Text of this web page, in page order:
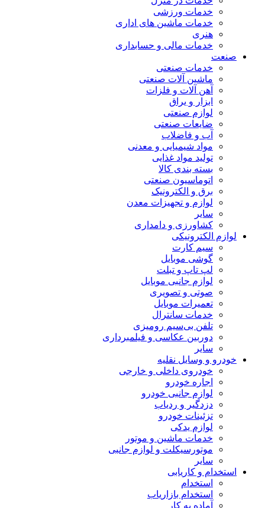
خدمات ورزشی
خدمات ماشین های اداری
هنری
خدمات مالی و حسابداری
صنعت
خدمات صنعتی
ماشین آلات صنعتی
آهن آلات و فلزات
ابزار و یراق
لوازم صنعتی
ضایعات صنعتی
آب و فاضلاب
مواد شیمیایی و معدنی
تولید مواد غذایی
بسته بندی کالا
اتوماسیون صنعتی
برق و الکترونیک
لوازم و تجهیزات معدن
سایر
کشاورزی و دامداری
لوازم الکترونیکی
سیم کارت
گوشی موبایل
لپ تاپ و تبلت
لوازم جانبی موبایل
صوتی و تصویری
تعمیرات موبایل
خدمات سانترال
تلفن بی‌سیم رومیزی
دوربین عکاسی و فیلمبرداری
سایر
خودرو و وسایل نقلیه
خودروی داخلی و خارجی
اجاره خودرو
لوازم جانبی خودرو
دزدگیر و ردیاب
تزئینات خودرو
لوازم یدکی
خدمات ماشین و موتور
موتورسیکلت و لوازم جانبی
سایر
استخدام و کاریابی
استخدام
استخدام بازاریاب
آماده به کار